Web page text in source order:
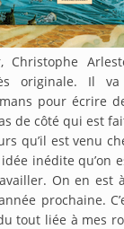
Christophe
originale. Il
pour écrire
de côté qui est
qu’il est venu
inédite qu’on
On en est
prochaine.
tout liée à mes